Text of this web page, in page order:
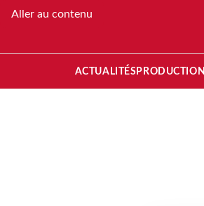
Aller au contenu
ACTUALITÉS PRODUCTION